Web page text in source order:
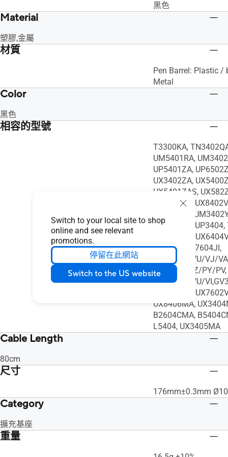
Switch to your local site to shop
online and see relevant
promotions.
停留在此網站
Switch to the US website
黑色
Material
塑膠,金屬
材質
Pen Barrel: Plastic /
Metal
Color
黑色
相容的型號
T3300KA,
UM5401RA,
UP5401ZA,
UX3402ZA,
UX5401ZAS,
UX8402ZE,
UX5400ZF,
UX3404VA,
TN3604YA,
H7604JV, H7604JI,
GZ301VV/VU/VJ/
GX650PI/PZ/PY/PV,
GV601VV/VU/
UX7602BZ,
UX8406MA,
B2604CMA,
L5404, UX3405MA
Cable Length
80cm
尺寸
176mm±0.3mm
Category
擴充基座
重量